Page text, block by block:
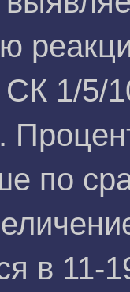
СК 1/5/
по
в 11-